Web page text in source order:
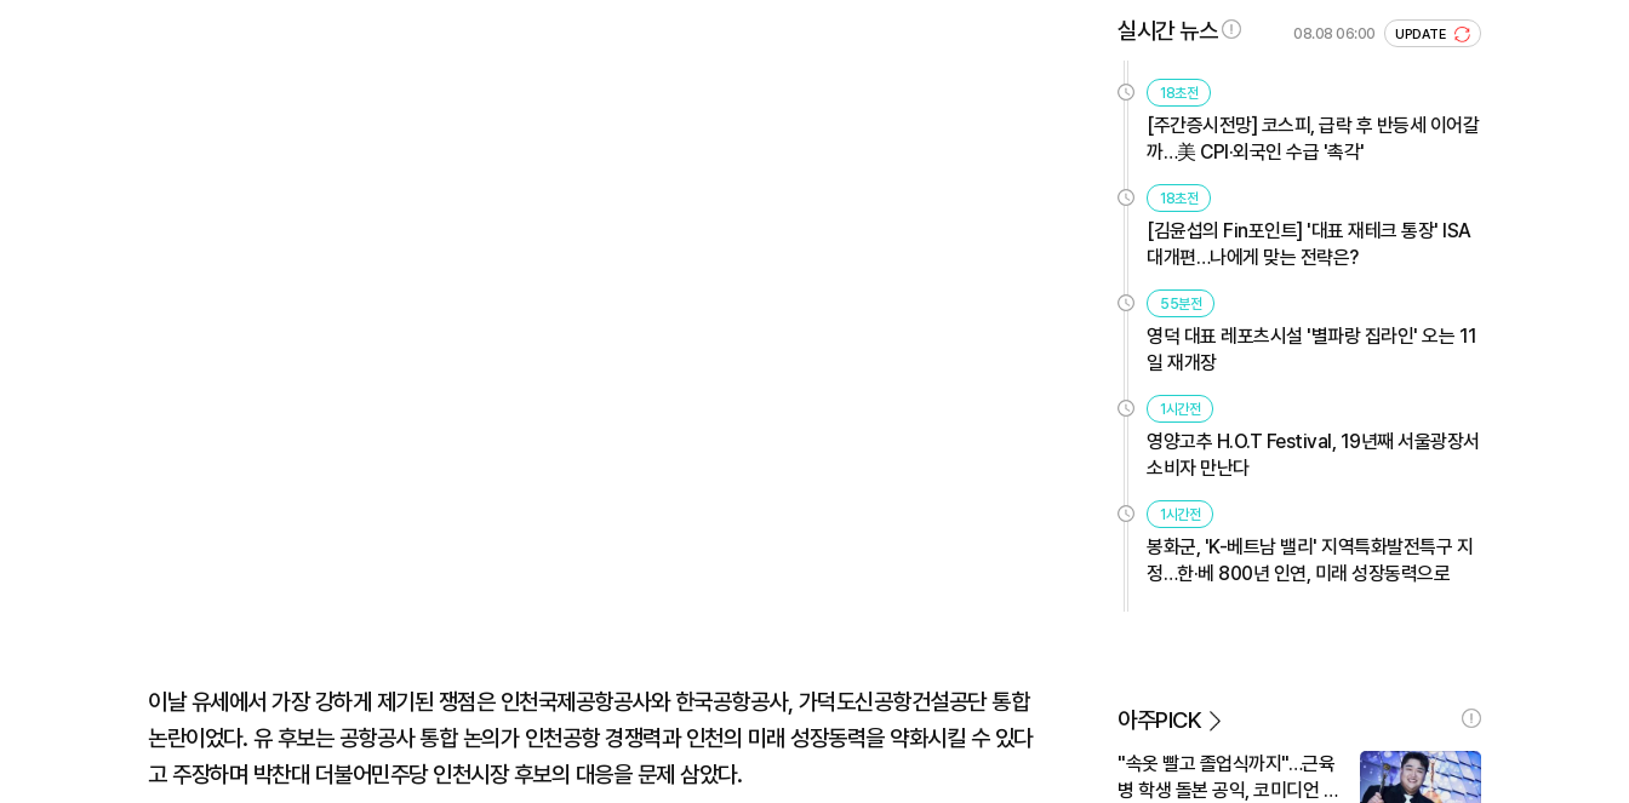
이날 유세에서 가장 강하게 제기된 쟁점은 인천국제공항공사와 한국공항공사, 가덕도신공항건설공단 통합
논란이었다. 유 후보는 공항공사 통합 논의가 인천공항 경쟁력과 인천의 미래 성장동력을 약화시킬 수 있다
고 주장하며 박찬대 더불어민주당 인천시장 후보의 대응을 문제 삼았다.
실시간 뉴스 08.08 06:00 UPDATE
18초전
[주간증시전망] 코스피, 급락 후 반등세 이어갈
까…美 CPI·외국인 수급 '촉각'
18초전
[김윤섭의 Fin포인트] '대표 재테크 통장' ISA
대개편…나에게 맞는 전략은?
55분전
영덕 대표 레포츠시설 '별파랑 집라인' 오는 11
일 재개장
1시간전
영양고추 H.O.T Festival, 19년째 서울광장서
소비자 만난다
1시간전
봉화군, 'K-베트남 밸리' 지역특화발전특구 지
정…한·베 800년 인연, 미래 성장동력으로
아주PICK
"속옷 빨고 졸업식까지"…근육
병 학생 돌본 공익, 코미디언 김